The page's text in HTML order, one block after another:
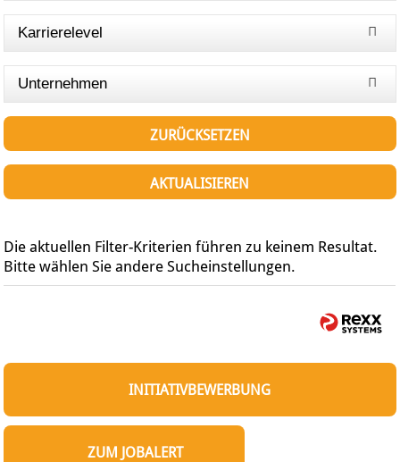
Karrierelevel
Unternehmen
ZURÜCKSETZEN
AKTUALISIEREN
Die aktuellen Filter-Kriterien führen zu keinem Resultat.
Bitte wählen Sie andere Sucheinstellungen.
INITIATIVBEWERBUNG
ZUM JOBALERT